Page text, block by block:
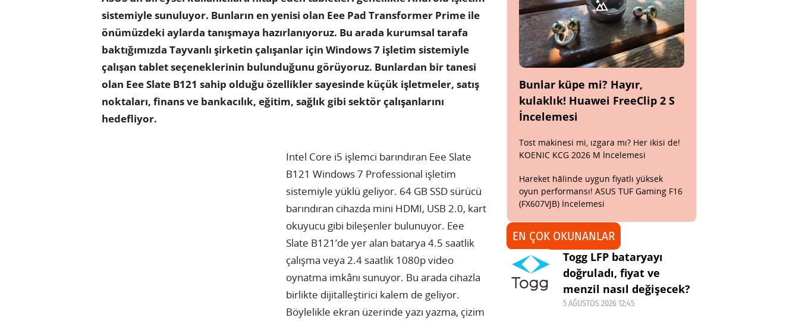
sistemiyle sunuluyor. Bunların en yenisi olan Eee Pad Transformer Prime ile
önümüzdeki aylarda tanışmaya hazırlanıyoruz. Bu arada kurumsal tarafa
baktığımızda Tayvanlı şirketin çalışanlar için Windows 7 işletim sistemiyle
çalışan tablet seçeneklerinin bulunduğunu görüyoruz. Bunlardan bir tanesi
olan Eee Slate B121 sahip olduğu özellikler sayesinde küçük işletmeler, satış
noktaları, finans ve bankacılık, eğitim, sağlık gibi sektör çalışanlarını
hedefliyor.
Intel Core i5 işlemci barındıran Eee Slate
B121 Windows 7 Professional işletim
sistemiyle yüklü geliyor. 64 GB SSD sürücü
barındıran cihazda mini HDMI, USB 2.0, kart
okuyucu gibi bileşenler bulunuyor. Eee
Slate B121’de yer alan batarya 4.5 saatlik
çalışma veya 2.4 saatlik 1080p video
oynatma imkânı sunuyor. Bu arada cihazla
birlikte dijitalleştirici kalem de geliyor.
Böylelikle ekran üzerinde yazı yazma, çizim
Bunlar küpe mi? Hayır,
kulaklık! Huawei FreeClip 2 S
İncelemesi
Tost makinesi mi, ızgara mı? Her ikisi de!
KOENIC KCG 2026 M İncelemesi
Hareket hâlinde uygun fiyatlı yüksek
oyun performansı! ASUS TUF Gaming F16
(FX607VJB) İncelemesi
EN ÇOK OKUNANLAR
Togg LFP bataryayı
doğruladı, fiyat ve
menzil nasıl değişecek?
5 AĞUSTOS 2026 12:45